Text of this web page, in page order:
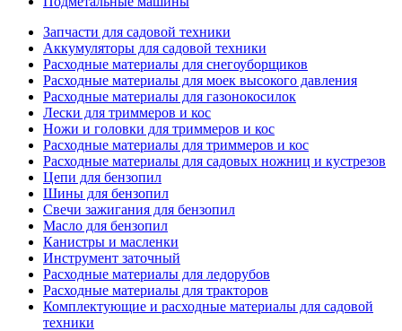
Запчасти для садовой техники
Аккумуляторы для садовой техники
Расходные материалы для снегоуборщиков
Расходные материалы для моек высокого давления
Расходные материалы для газонокосилок
Лески для триммеров и кос
Ножи и головки для триммеров и кос
Расходные материалы для триммеров и кос
Расходные материалы для садовых ножниц и кустрезов
Цепи для бензопил
Шины для бензопил
Свечи зажигания для бензопил
Масло для бензопил
Канистры и масленки
Инструмент заточный
Расходные материалы для ледорубов
Расходные материалы для тракторов
Комплектующие и расходные материалы для садовой
техники